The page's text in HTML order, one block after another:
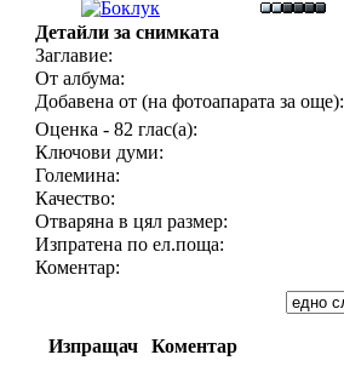
Детайли за снимката
Заглавие:
От албума:
Добавена от (на фотоапарата за още):
Оценка - 82 глас(а):
Ключови думи:
Големина:
Качество:
Отваряна в цял размер:
Изпратена по ел.поща:
Коментар:
Изпращач Коментар